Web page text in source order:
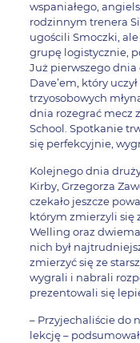
wspaniałego,
rodzinnym trenera
ugościli Smoczki,
grupę logistycznie,
Już pierwszego dnia
Dave’em, który
trzyosobowych
dnia rozegrać mecz
School. Spotkanie
się perfekcyjnie,
Kolejnego dnia
Kirby, Grzegorza
czekało jeszcze
którym zmierzyli się
Welling oraz
nich był
zmierzyć się ze
wygrali i nabrali
prezentowali się
– Przyjechaliście do
lekcję –